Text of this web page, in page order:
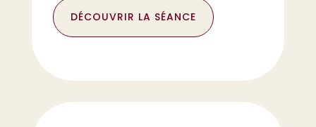
DÉCOUVRIR LA SÉANCE